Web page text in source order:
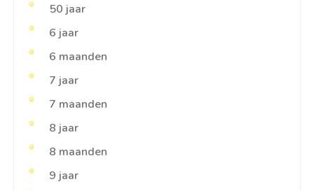
50 jaar
6 jaar
6 maanden
7 jaar
7 maanden
8 jaar
8 maanden
9 jaar